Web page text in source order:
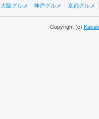
大阪グルメ 神戸グルメ 京都グルメ
Copyright (c)